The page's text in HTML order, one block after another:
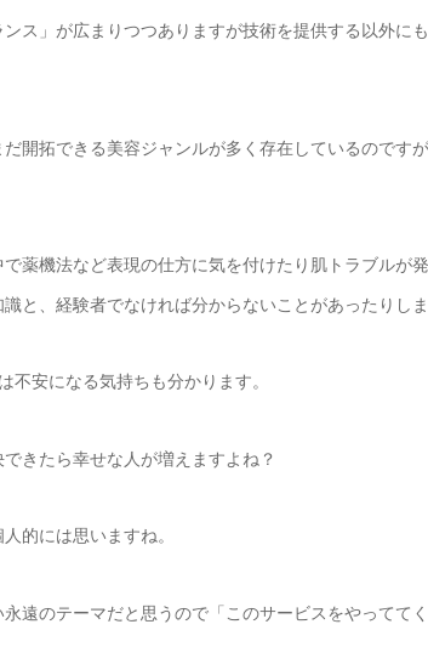
ス」が広まりつつありますが技術を提供する以外に
開拓できる美容ジャンルが多く存在しているのです
薬機法など表現の仕方に気を付けたり肌トラブルが
と、経験者でなければ分からないことがあったりしま
不安になる気持ちも分かります。
きたら幸せな人が増えますよね？
的には思いますね。
遠のテーマだと思うので「このサービスをやってて